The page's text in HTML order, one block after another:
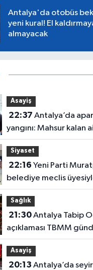
Antalya'da otobüs
yeni kural! El
almayacak
Asayiş
22:37
yangını: Mahsur kalan
Siyaset
22:16
belediye meclis
Sağlık
21:30Antalya Tabip Odası
açıklaması TBMM
Asayiş
20:13